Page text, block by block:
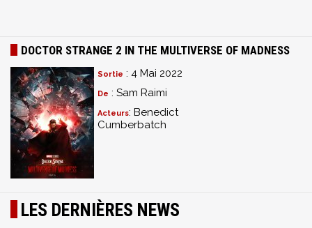
DOCTOR STRANGE 2 IN THE MULTIVERSE OF MADNESS
Sortie : 4 Mai 2022
De : Sam Raimi
Acteurs: Benedict
Cumberbatch
LES DERNIÈRES NEWS